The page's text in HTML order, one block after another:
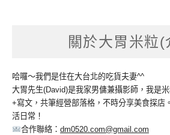
關於大胃米粒(
哈囉～我們是住在大台北的吃貨夫妻^^
大胃先生(David)是我家男傭兼攝影師，我是
+寫文，共筆經營部落格，不時分享美食探店
活日常！
合作聯絡： dm0520.com@gmail.com